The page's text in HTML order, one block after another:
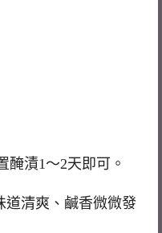
醃漬1～2天即可。
道清爽、鹹香微微發